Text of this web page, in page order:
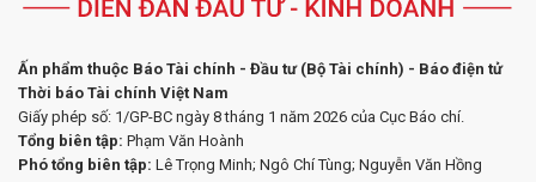
Ấn phẩm thuộc Báo Tài chính - Đầu tư (Bộ Tài chính) - Báo điện tử
Thời báo Tài chính Việt Nam
Giấy phép số: 1/GP-BC ngày 8 tháng 1 năm 2026 của Cục Báo chí.
Tổng biên tập: Phạm Văn Hoành
Phó tổng biên tập: Lê Trọng Minh; Ngô Chí Tùng; Nguyễn Văn Hồng